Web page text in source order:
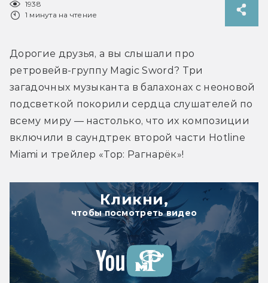
1938
1 минута на чтение
Дорогие друзья, а вы слышали про
ретровейв-группу Magic Sword? Три
загадочных музыканта в балахонах с неоновой
подсветкой покорили сердца слушателей по
всему миру — настолько, что их композиции
включили в саундтрек второй части Hotline
Miami и трейлер «Тор: Рагнарёк»!
Кликни,
чтобы посмотреть видео